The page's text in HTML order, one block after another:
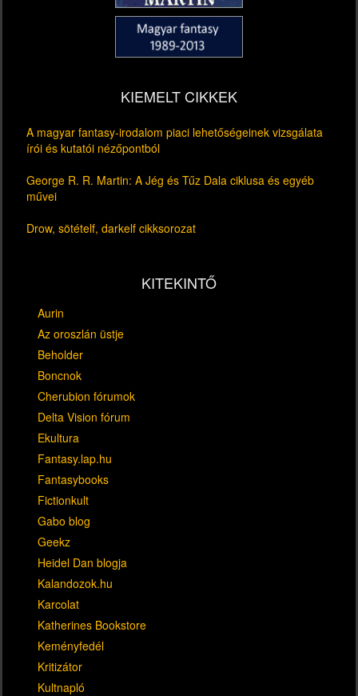
KIEMELT CIKKEK
A magyar fantasy-irodalom piaci lehetőségeinek vizsgálata
írói és kutatói nézőpontból
George R. R. Martin: A Jég és Tűz Dala ciklusa és egyéb
művei
Drow, sötételf, darkelf cikksorozat
KITEKINTŐ
Aurin
Az oroszlán üstje
Beholder
Boncnok
Cherubion fórumok
Delta Vision fórum
Ekultura
Fantasy.lap.hu
Fantasybooks
Fictionkult
Gabo blog
Geekz
Heidel Dan blogja
Kalandozok.hu
Karcolat
Katherines Bookstore
Keményfedél
Kritizátor
Kultnapló